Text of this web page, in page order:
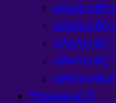
ผลิตภัณฑ์รัก
ผลิตภัณฑ์รัก
ผลิตภัณฑ์บำ
ผลิตภัณฑ์บำ
ผลิตภัณฑ์แ
รีวิวเคสคนไข้